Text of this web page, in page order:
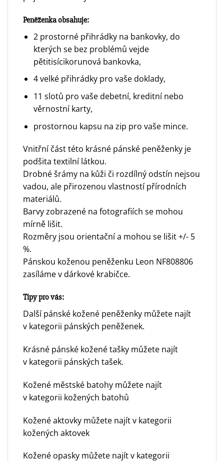
Peněženka obsahuje:
2 prostorné přihrádky na bankovky, do
kterých se bez problémů vejde
pětitisícikorunová bankovka,
4 velké přihrádky pro vaše doklady,
11 slotů pro vaše debetní, kreditní nebo
věrnostní karty,
prostornou kapsu na zip pro vaše mince.
Vnitřní část této krásné pánské peněženky je
podšita textilní látkou.
Drobné šrámy na kůži či rozdílný odstín nejsou
vadou, ale přirozenou vlastností přírodních
materiálů.
Barvy zobrazené na fotografiích se mohou
mírně lišit.
Rozměry jsou orientační a mohou se lišit +/- 5
%.
Pánskou koženou peněženku Leon NF808806
zasíláme v dárkové krabičce.
Tipy pro vás:
Další pánské kožené peněženky můžete najít
v kategorii pánských peněženek.
Krásné pánské kožené tašky můžete najít
v kategorii pánských tašek.
Kožené městské batohy můžete najít
v kategorii kožených batohů
Kožené aktovky můžete najít v kategorii
kožených aktovek
Kožené opasky můžete najít v kategorii